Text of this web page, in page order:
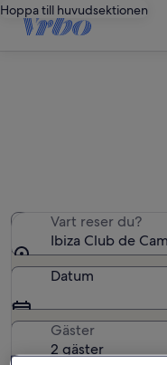
Hoppa till huvudsektionen
Vart reser du?
Ibiza Club de
Datum
Gäster
2 gäster